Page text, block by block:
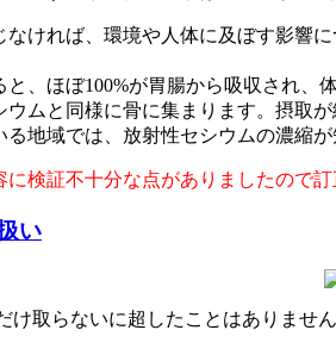
ければ、環境や人体に及ぼす影響
、ほぼ100%が胃腸から吸収され、
ムと同様に骨に集まります。摂取
地域では、放射性セシウムの濃縮
検証不十分な点がありましたので訂
い
け取らないに超したことはありま